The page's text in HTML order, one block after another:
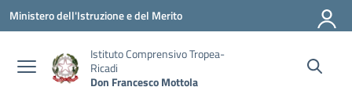
Vai ai contenuti
Vai al menu di navigazione
Vai al footer
Ministero dell'Istruzione e del Merito
Istituto Comprensivo Tropea-
Ricadi
Don Francesco Mottola